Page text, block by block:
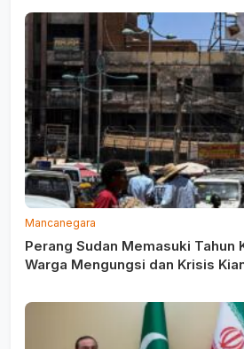
Mancanegara
Perang Sudan Memasuki Tahun
Warga Mengungsi dan Krisis